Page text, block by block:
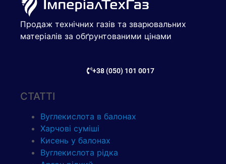
Продаж технічних газів та зварювальних
матеріалів за обґрунтованими цінами
+38 (050) 101 0017
СТАТТІ
Вуглекислота в балонах
Харчові суміші
Кисень у балонах
Вуглекислота рідка